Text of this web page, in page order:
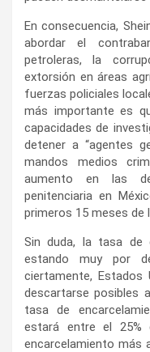
En consecuencia,
abordar el
petroleras, la
extorsión en áreas
fuerzas policiales
más importante es
capacidades de
detener a “agentes
mandos medios
aumento en las
penitenciaria en
primeros 15 meses de
Sin duda, la tasa de
estando muy por
ciertamente, Estados
descartarse posibles
tasa de
estará entre el
encarcelamiento más